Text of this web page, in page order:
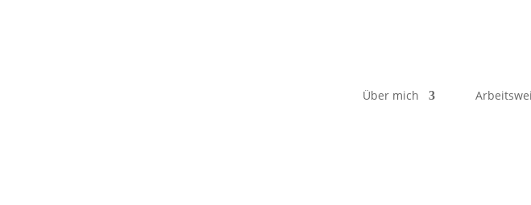
Über mich